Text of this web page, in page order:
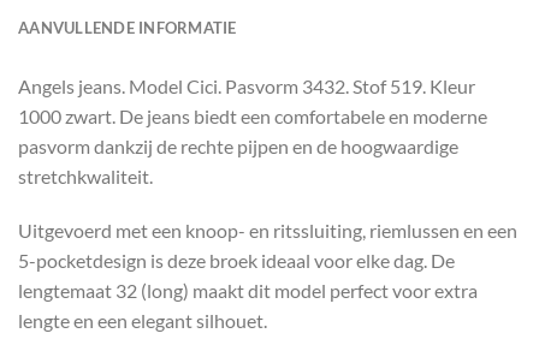
AANVULLENDE INFORMATIE
Angels jeans. Model Cici. Pasvorm 3432. Stof 519. Kleur
1000 zwart. De jeans biedt een comfortabele en moderne
pasvorm dankzij de rechte pijpen en de hoogwaardige
stretchkwaliteit.
Uitgevoerd met een knoop- en ritssluiting, riemlussen en een
5-pocketdesign is deze broek ideaal voor elke dag. De
lengtemaat 32 (long) maakt dit model perfect voor extra
lengte en een elegant silhouet.